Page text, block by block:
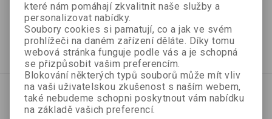
440 Kč 489 Kč
Přidat do košíku
855 Kč 950 Kč
Přidat do košíku
které nám pomáhají zkvalitnit naše služby a
personalizovat nabídky.
Soubory cookies si pamatují, co a jak ve svém
prohlížeči na daném zařízení děláte. Díky tomu
webová stránka funguje podle vás a je schopná
se přizpůsobit vašim preferencím.
Blokování některých typů souborů může mít vliv
na vaši uživatelskou zkušenost s naším webem,
také nebudeme schopni poskytnout vám nabídku
na základě vašich preferencí.